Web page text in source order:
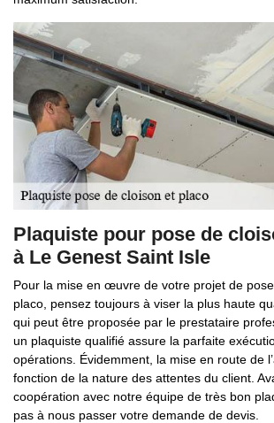
Plaquiste pour pose de
à Le Genest Saint Isle
Pour la mise en œuvre de votre projet de
placo, pensez toujours à viser la plus haute
qui peut être proposée par le prestataire
un plaquiste qualifié assure la parfaite
opérations. Évidemment, la mise en route de
fonction de la nature des attentes du client.
coopération avec notre équipe de très bon
pas à nous passer votre demande de devis.